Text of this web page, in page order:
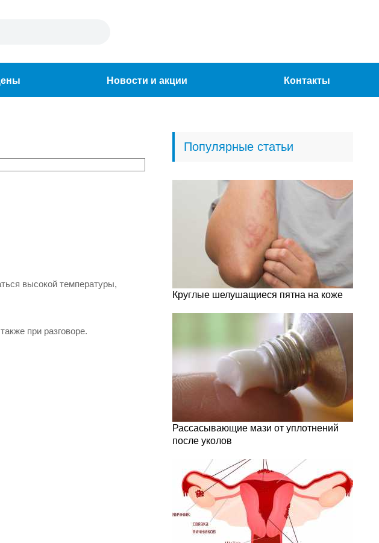
Новости и акции Контакты
высокой температуры,
при разговоре.
Популярные статьи
Круглые шелушащиеся пятна на коже
Рассасывающие мази от уплотнений
после уколов